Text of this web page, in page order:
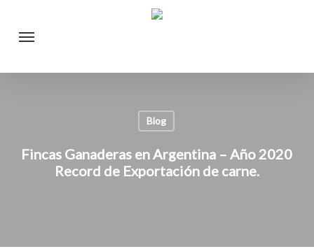
content
Menu
Blog
Fincas Ganaderas en Argentina – Año 2020
Record de Exportación de carne.